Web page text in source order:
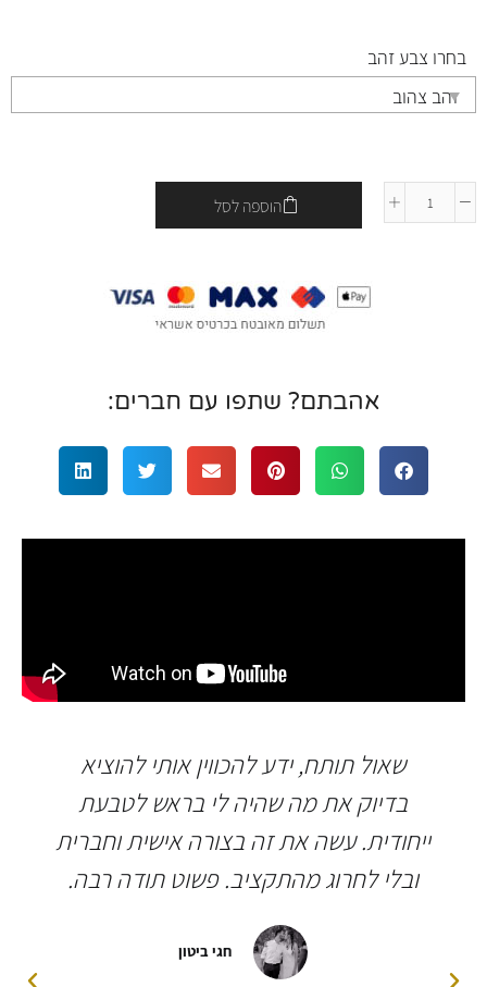
בחרו צבע זהב
הוספה לסל
אהבתם? שתפו עם חברים:
שאול תותח, ידע להכווין אותי להוציא
בדיוק את מה שהיה לי בראש לטבעת
ייחודית. עשה את זה בצורה אישית וחברית
ובלי לחרוג מהתקציב. פשוט תודה רבה.
חגי ביטון